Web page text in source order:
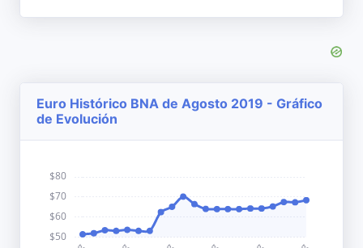
Euro Histórico BNA de Agosto 2019 - Gráfico
de Evolución